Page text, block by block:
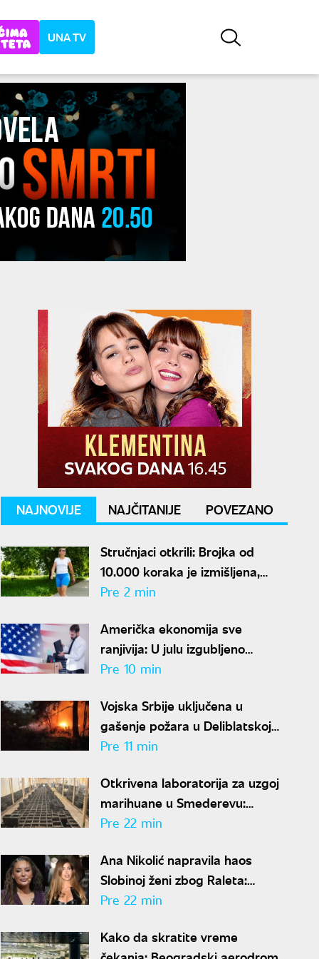
UNA TV
NAJNOVIJE NAJČITANIJE POVEZANO
Stručnjaci otkrili: Brojka od
10.000 koraka je izmišljena,
realan cilj za zdravlje je mnogo
Pre 2 min
Američka ekonomija sve
ranjivija: U julu izgubljeno
23.000 radnih mesta
Pre 10 min
Vojska Srbije uključena u
gašenje požara u Deliblatskoj
peščari: Angažovan i helikopter
Pre 11 min
Otkrivena laboratorija za uzgoj
marihuane u Smederevu:
Uhapšeno šest osoba,
droge
Pre 22 min
Ana Nikolić napravila haos
Slobinoj ženi zbog Raleta:
Odmah usledio odgovor
Pre 22 min
Kako da skratite vreme